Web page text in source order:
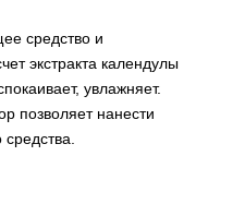
средство и
экстракта календулы
увлажняет.
позволяет нанести